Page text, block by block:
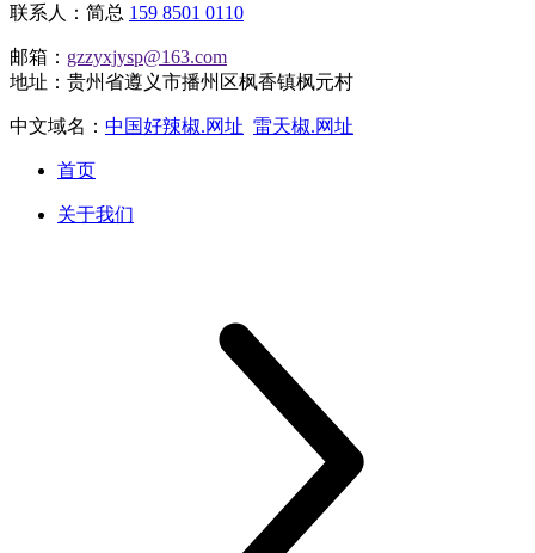
联系人：简总 159 8501 0110
邮箱： gzzyxjysp@163.com
地址：贵州省遵义市播州区枫香镇枫元村
中文域名： 中国好辣椒.网址 雷天椒.网址
首页
关于我们